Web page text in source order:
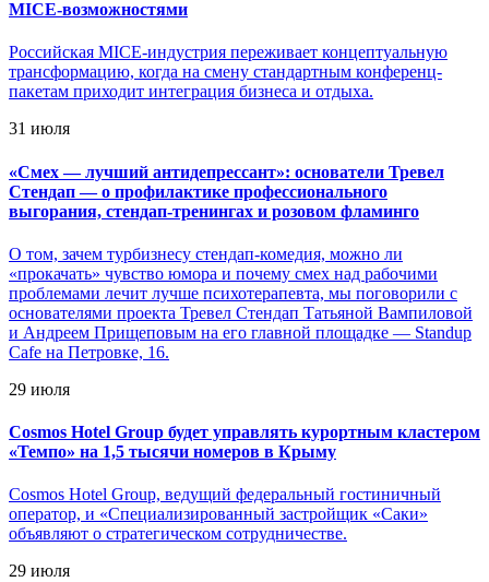
MICE-возможностями
Российская MICE-индустрия переживает концептуальную
трансформацию, когда на смену стандартным конференц-
пакетам приходит интеграция бизнеса и отдыха.
31 июля
«Смех — лучший антидепрессант»: основатели Тревел
Стендап — о профилактике профессионального
выгорания, стендап-тренингах и розовом фламинго
О том, зачем турбизнесу стендап-комедия, можно ли
«прокачать» чувство юмора и почему смех над рабочими
проблемами лечит лучше психотерапевта, мы поговорили с
основателями проекта Тревел Стендап Татьяной Вампиловой
и Андреем Прищеповым на его главной площадке — Standup
Cafe на Петровке, 16.
29 июля
Cosmos Hotel Group будет управлять курортным кластером
«Темпо» на 1,5 тысячи номеров в Крыму
Cosmos Hotel Group, ведущий федеральный гостиничный
оператор, и «Специализированный застройщик «Саки»
объявляют о стратегическом сотрудничестве.
29 июля